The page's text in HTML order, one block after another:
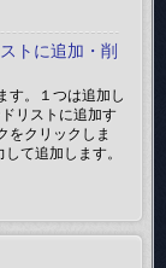
トに追加・削
す。１つは追加し
リストに追加す
をクリックしま
て追加します。